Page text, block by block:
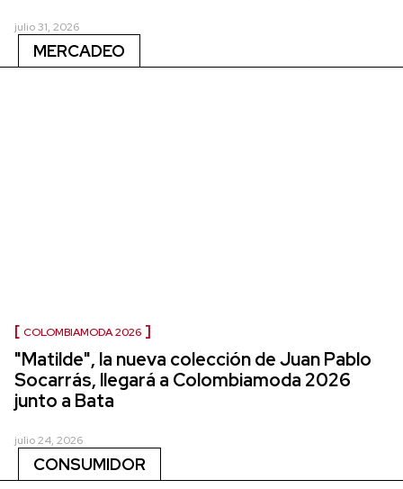
julio 31, 2026
MERCADEO
COLOMBIAMODA 2026
"Matilde", la nueva colección de Juan Pablo
Socarrás, llegará a Colombiamoda 2026
junto a Bata
julio 24, 2026
CONSUMIDOR